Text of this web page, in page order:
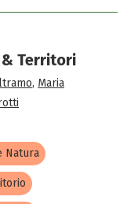
Territori
, Maria
Natura